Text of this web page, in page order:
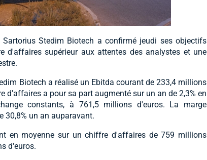
Stedim Biotech a confirmé jeudi ses objectifs
d'affaires supérieur aux attentes des analystes et une
Biotech a réalisé un Ebitda courant de 233,4 millions
d'affaires a pour sa part augmenté sur un an de 2,3% en
constants, à 761,5 millions d'euros. La marge
30,8% un an auparavant.
en moyenne sur un chiffre d'affaires de 759 millions
d'euros.